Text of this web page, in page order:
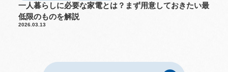
一人暮らしに必要な家電とは？まず用意しておきたい最
低限のものを解説
2026.03.13